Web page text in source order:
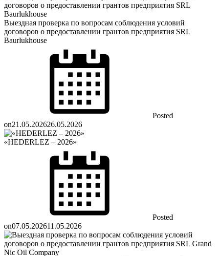
Выездная проверка по вопросам соблюдения условий
договоров о предоставлении грантов предприятия SRL
Baurlukhouse
Posted
on21.05.202626.05.2026
«HEDERLEZ – 2026»
Posted
on07.05.202611.05.2026